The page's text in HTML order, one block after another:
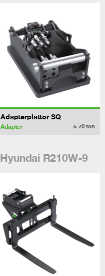
Adapterplattor SQ
Adapter 5-70 ton
R210W-9